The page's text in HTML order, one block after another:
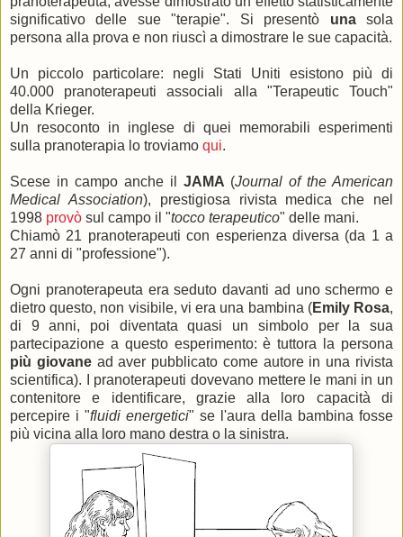
significativo delle sue "terapie". Si presentò unasola
persona alla prova e non riuscì a dimostrare le sue capacità.
Un piccolo particolare: negli Stati Uniti esistono più di
40.000 pranoterapeuti associali alla "Terapeutic Touch"
della Krieger.
Un resoconto in inglese di quei memorabili esperimenti
sulla pranoterapia lo troviamo qui.
Scese in campo anche il JAMA (Journal of the American
Medical Association), prestigiosa rivista medica che nel
1998 provò sul campo il "tocco terapeutico" delle mani.
Chiamò 21 pranoterapeuti con esperienza diversa (da 1 a
27 anni di "professione").
Ogni pranoterapeuta era seduto davanti ad uno schermo e
dietro questo, non visibile, vi era una bambina (Emily Rosa,
di 9 anni, poi diventata quasi un simbolo per la sua
partecipazione a questo esperimento: è tuttora la persona
più giovanead aver pubblicato come autore in una rivista
scientifica). I pranoterapeuti dovevano mettere le mani in un
contenitore e identificare, grazie alla loro capacità di
percepire i "fluidi energetici" se l'aura della bambina fosse
più vicina alla loro mano destra o la sinistra.